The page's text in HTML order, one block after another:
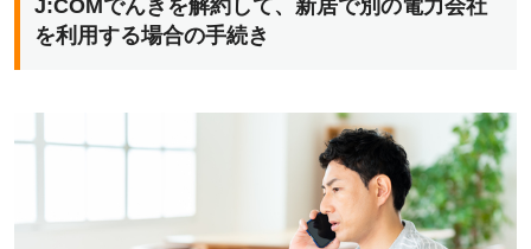
J:COMでんきを解約して、新居で別の電力会社
を利用する場合の手続き